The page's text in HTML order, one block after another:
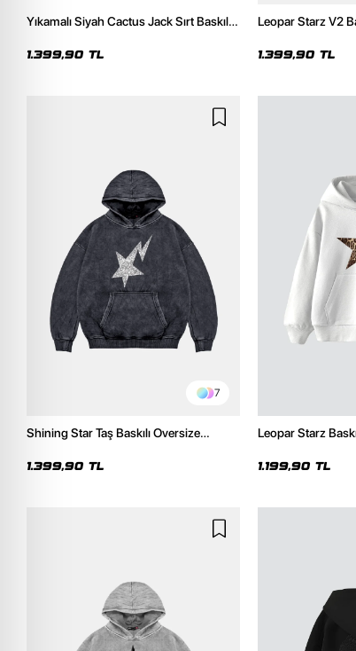
Yıkamalı Siyah Cactus Jack Sırt Baskılı
1.399,90 TL
Leopar Starz V2
1.399,90 TL
7
Shining Star Taş Baskılı Oversize
1.399,90 TL
Leopar Starz
1.199,90 TL